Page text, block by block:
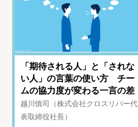
「期待される人」と「されな
い人」の言葉の使い方 チー
ムの協力度が変わる一言の差
越川慎司（株式会社クロスリバー代
表取締役社長）